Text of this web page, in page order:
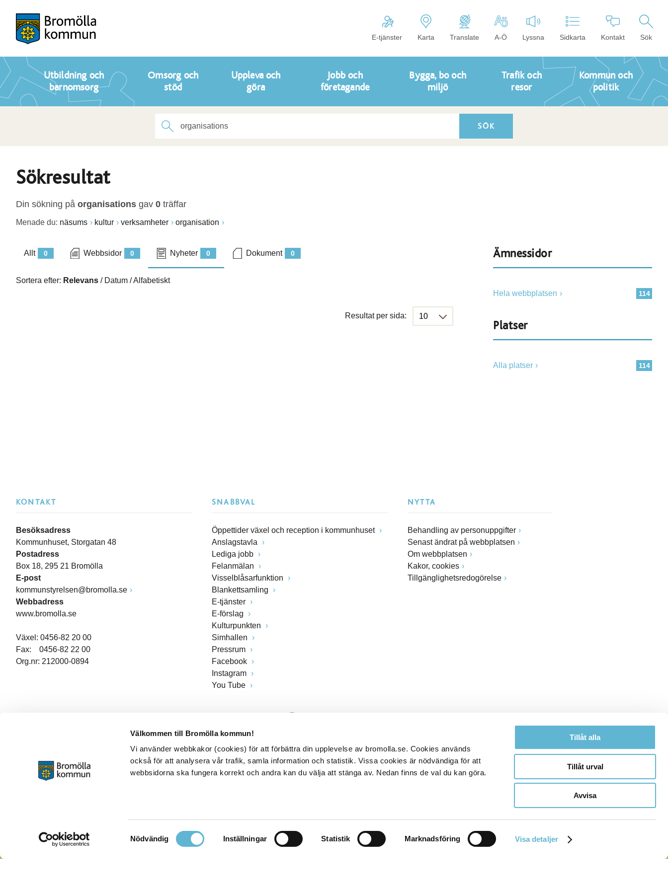
Välkommen till Bromölla kommun!
Vi använder webbkakor (cookies) för att förbättra din upplevelse av bromolla.se. Cookies används
också för att analysera vår trafik, samla information och statistik. Vissa cookies är nödvändiga för att
webbsidorna ska fungera korrekt och andra kan du välja att stänga av. Nedan finns de val du kan göra.
Samtyckesval
Nödvändig Inställningar Statistik Marknadsföring Visa detaljer
Tillåt alla
Tillåt urval
Avvisa
E-tjänster Karta Translate A-Ö Lyssna Sidkarta Kontakt Sök
Utbildning och
barnomsorg
Omsorg och
stöd
Uppleva och
göra
Jobb och
företagande
Bygga, bo och
miljö
Trafik och
resor
Kommun och
politik
Sökresultat
Din sökning på organisations gav 0 träffar
Menade du: näsums kultur verksamheter organisation
0
Allt 0
Webbsidor 0
Nyheter 0
Dokument
Sortera efter: Relevans / Datum /Alfabetiskt
Resultat per sida:
Ämnessidor
114
Hela webbplatsen
Platser
114
Alla platser
KONTAKT
Besöksadress
Kommunhuset, Storgatan 48
Postadress
Box 18, 295 21 Bromölla
E-post
kommunstyrelsen@bromolla.se
Webbadress
www.bromolla.se
Växel: 0456-82 20 00
Fax: 0456-82 22 00
Org.nr: 212000-0894
SNABBVAL
Öppettider växel och reception i kommunhuset
Anslagstavla
Lediga jobb
Felanmälan
Visselblåsarfunktion
Blankettsamling
E-tjänster
E-förslag
Kulturpunkten
Simhallen
Pressrum
Facebook
Instagram
You Tube
NYTTA
Behandling av personuppgifter
Senast ändrat på webbplatsen
Om webbplatsen
Kakor, cookies
Tillgänglighetsredogörelse